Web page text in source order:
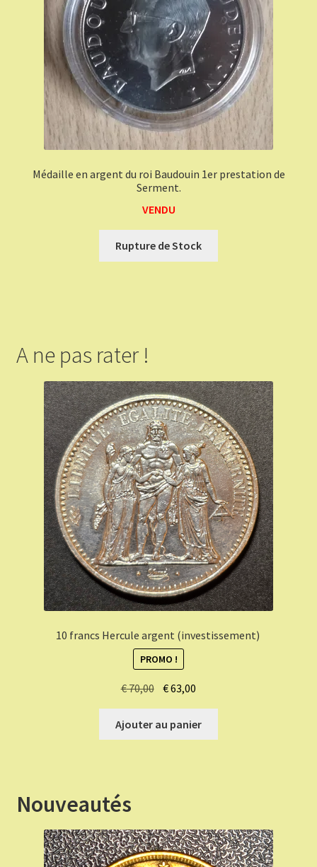
Médaille en argent du roi Baudouin 1er prestation de
Serment.
VENDU
Rupture de Stock
A ne pas rater !
10 francs Hercule argent (investissement)
PROMO !
€70,00 Le
initial
était :
€63,00
actuel
est :
Ajouter au panier
Nouveautés